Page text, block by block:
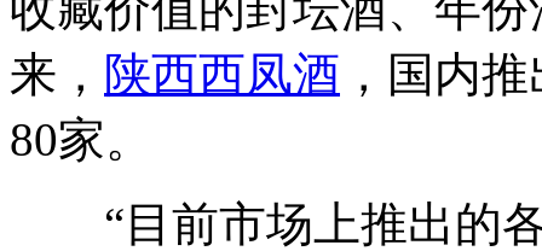
来， 陕西西凤酒 ，国内
80家。
“目前市场上推出的各